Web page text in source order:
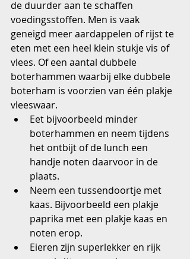
de duurder aan te schaffen
voedingsstoffen. Men is vaak
geneigd meer aardappelen of rijst te
eten met een heel klein stukje vis of
vlees. Of een aantal dubbele
boterhammen waarbij elke dubbele
boterham is voorzien van één plakje
vleeswaar.
Eet bijvoorbeeld minder
boterhammen en neem tijdens
het ontbijt of de lunch een
handje noten daarvoor in de
plaats.
Neem een tussendoortje met
kaas. Bijvoorbeeld een plakje
paprika met een plakje kaas en
noten erop.
Eieren zijn superlekker en rijk